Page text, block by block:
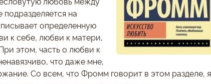
на
определенную
к себе, любви к матери,
этом, часть о любви к
что даже мне,
Со всем, что Фромм говорит в этом разделе, я